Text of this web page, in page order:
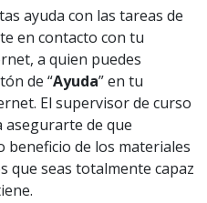
ayuda con las tareas de
en contacto con tu
a quien puedes
de “Ayuda” en tu
El supervisor de curso
de que
beneficio de los materiales
que seas totalmente capaz